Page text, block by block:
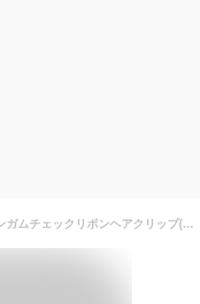
Lycee mine リセマイン スカラップギンガムチェックリボンヘアクリップ(2コセット)(フリー)3061416 子供服 女の子 ガールズ 2026春夏